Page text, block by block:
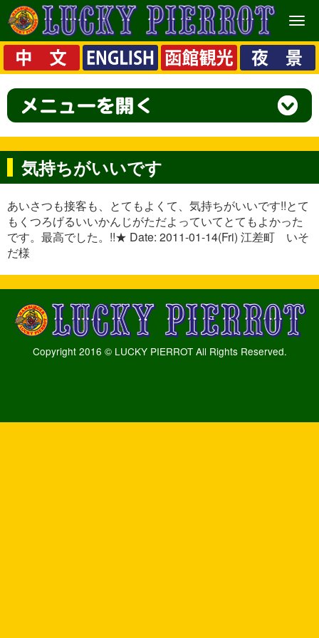
メ
ニ
ュ
ー
気持ちがいいです
あいさつも接客も、とてもよくて、気持ちがいいです!!とて
もくつろげるいいかんじがただよっていてとてもよかった
です。最高でした。!!★ Date: 2011-01-14(Fri) 江差町 いそ
だ様
Copyright 2016 © LUCKY PIERROT All Rights Reserved.